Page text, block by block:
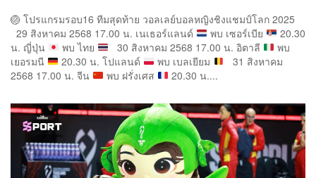
🏐 โปรแกรมรอบ16 ทีมสุดท้าย วอลเลย์บอลหญิงชิงแชมป์โลก 2025
29 สิงหาคม 2568 17.00 น. เนเธอร์แลนด์
พบ เซอร์เบีย
20.30
น. ญี่ปุ่น
พบ ไทย 30 สิงหาคม 2568 17.00 น. อิตาลี
พบ
เยอรมนี
20.30 น. โปแลนด์ พบ เบลเยียม
31 สิงหาคม
2568 17.00 น. จีน
พบ ฝรั่งเศส 20.30 น....